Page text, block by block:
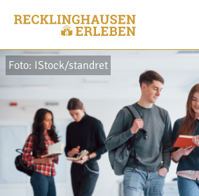
Foto: IStock/standret